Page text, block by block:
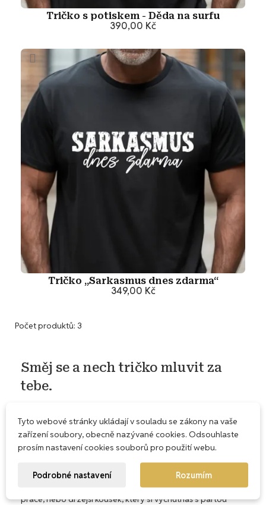
Tričko s potiskem - Děda na surfu
390,00 Kč
Přidat do košíku
Tričko „Sarkasmus dnes zdarma“
349,00 Kč
Přidat do košíku
Počet produktů: 3
Směj se a nech tričko mluvit za
tebe.
kategoriiVtip a recesenajdeš trička, která zvládnou
pobavit, šťouchnout si i lehce sarkasticky rýpnout. Nejde
nám o laciné vtípky – naše potisky navrhujeme sami a
ladíme je tak, aby měly styl, šmrnc a kousek osobnosti.
Ať už hledáš jemný humor, který si můžeš vzít klidně do
práce, nebo drzejší kousek, který si vychutnáš s partou
Tyto webové stránky ukládají v souladu se zákony na vaše
zařízení soubory, obecně nazývané cookies. Odsouhlaste
prosím nastavení cookies souborů pro použití webu.
Podrobné nastavení Rozumím